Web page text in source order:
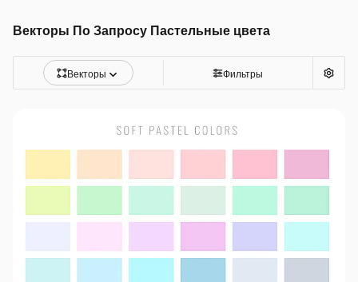
Векторы По Запросу Пастельные цвета
Векторы Фильтры